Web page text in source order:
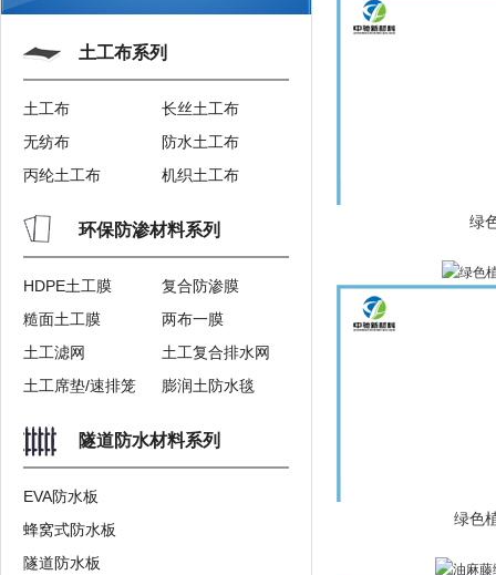
土工布系列
土工布
长丝土工布
无纺布
防水土工布
丙纶土工布
机织土工布
环保防渗材料系列
HDPE土工膜
复合防渗膜
糙面土工膜
两布一膜
土工滤网
土工复合排水网
土工席垫/速排笼
膨润土防水毯
隧道防水材料系列
EVA防水板
蜂窝式防水板
隧道防水板
绿
绿色